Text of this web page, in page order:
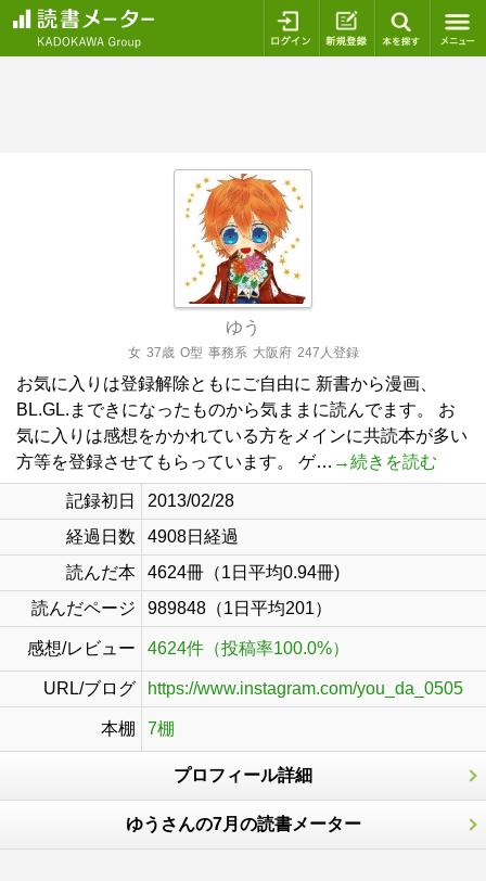
ログイン 新規登録
ゆう
女 37歳 O型 事務系 大阪府 247人登録
お気に入りは登録解除ともにご自由に 新書から漫画、
BL.GL.まできになったものから気ままに読んでます。 お
気に入りは感想をかかれている方をメインに共読本が多い
方等を登録させてもらっています。 ゲ… →続きを読む
記録初日
2013/02/28
経過日数
4908日経過
読んだ本
4624冊（1日平均0.94冊)
読んだページ
989848（1日平均201）
感想/レビュー 4624件（投稿率100.0%）
URL/ブログ https://www.instagram.com/you_da_0505
本棚 7棚
プロフィール詳細
ゆうさんの7月の読書メーター